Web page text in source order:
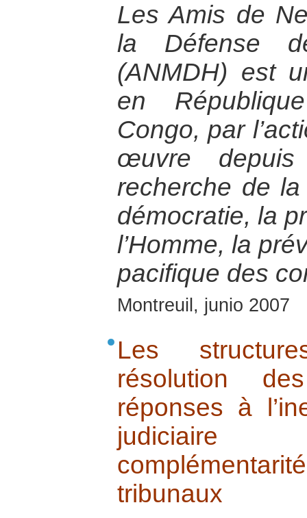
Les Amis de
la Défense
(ANMDH) est
en
Congo, par
œuvre
recherche de
démocratie, la
l’Homme, la
pacifique des
Montreuil, junio 2007
Les
résolution
réponses à
judiciaire
tribunaux